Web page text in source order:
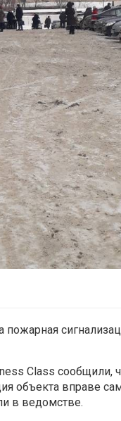
пожарная
Class сообщили,
объекта вправе
в ведомстве.